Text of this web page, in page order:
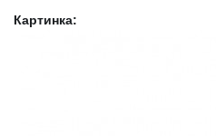
Картинка: